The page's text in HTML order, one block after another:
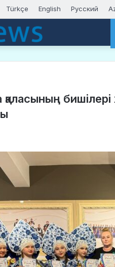
Türkçe English Русский
бишілері